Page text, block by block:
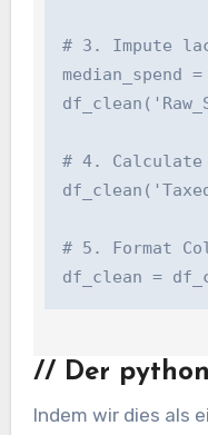
# 3. Impute
median_spend
# 4. Calculate
# 5. Format
df_clean =
// Der
Indem wir dies als